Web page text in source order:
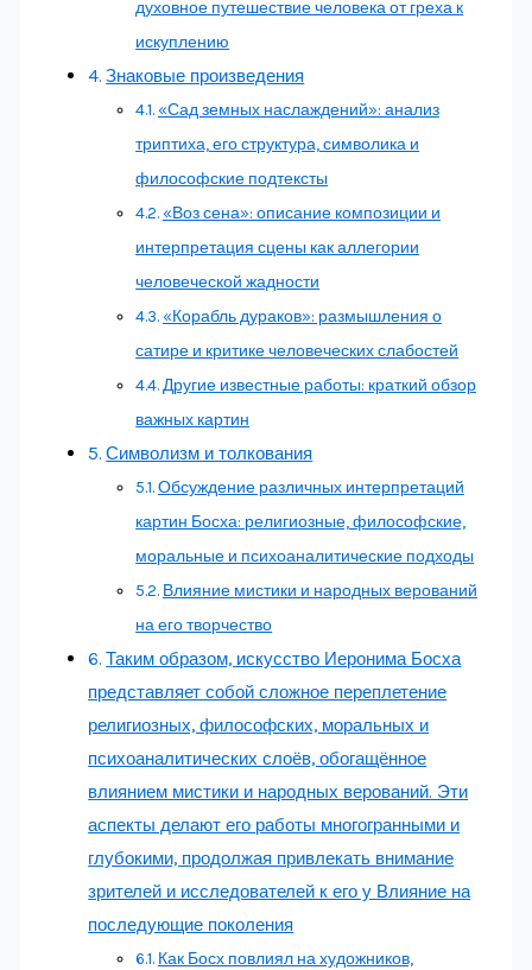
духовное путешествие человека от греха к
искуплению
Знаковые произведения
«Сад земных наслаждений»: анализ
триптиха, его структура, символика и
философские подтексты
«Воз сена»: описание композиции и
интерпретация сцены как аллегории
человеческой жадности
«Корабль дураков»: размышления о
сатире и критике человеческих слабостей
Другие известные работы: краткий обзор
важных картин
Символизм и толкования
Обсуждение различных интерпретаций
картин Босха: религиозные, философские,
моральные и психоаналитические подходы
Влияние мистики и народных верований
на его творчество
Таким образом, искусство Иеронима Босха
представляет собой сложное переплетение
религиозных, философских, моральных и
психоаналитических слоёв, обогащённое
влиянием мистики и народных верований. Эти
аспекты делают его работы многогранными и
глубокими, продолжая привлекать внимание
зрителей и исследователей к его у Влияние на
последующие поколения
Как Босх повлиял на художников,